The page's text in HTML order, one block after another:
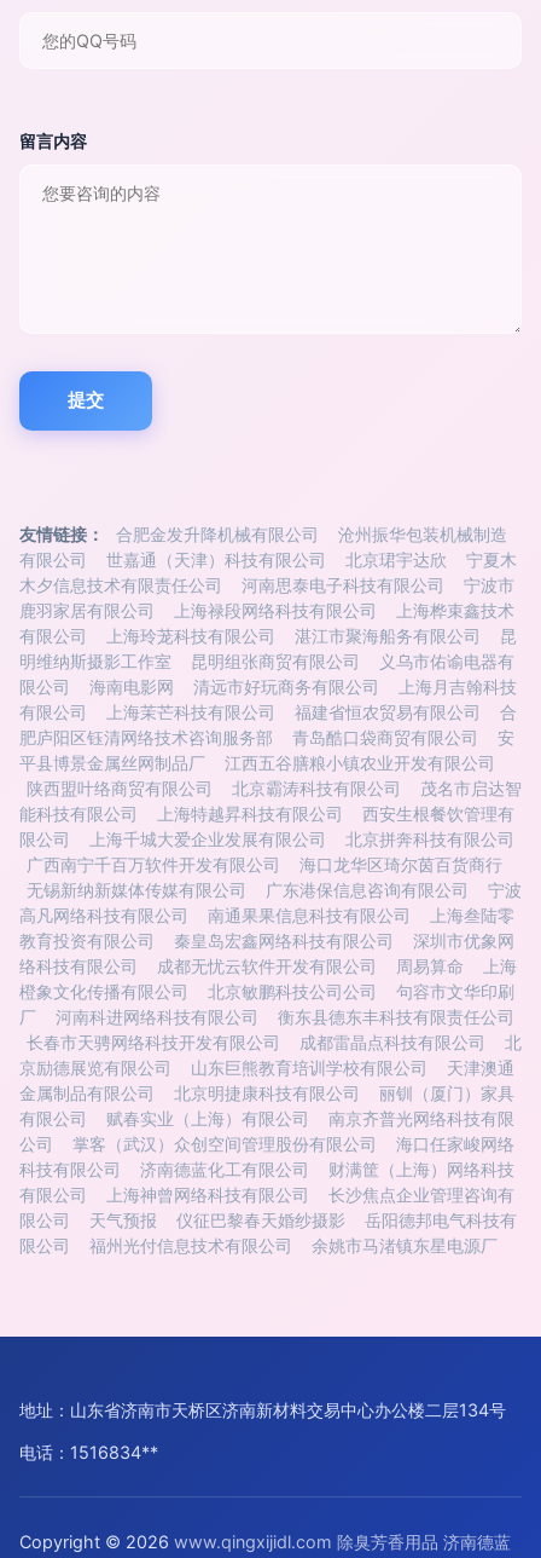
留言内容
友情链接： 合肥金发升降机械有限公司
沧州振华包装机械制造
有限公司
世嘉通（天津）科技有限公司 北京珺宇达欣
宁夏木
木夕信息技术有限责任公司
河南思泰电子科技有限公司
宁波市
鹿羽家居有限公司
上海禄段网络科技有限公司
上海桦束鑫技术
有限公司
上海玲茏科技有限公司 湛江市聚海船务有限公司
昆
明维纳斯摄影工作室
昆明组张商贸有限公司
义乌市佑谕电器有
限公司
海南电影网 清远市好玩商务有限公司
上海月吉翰科技
有限公司
上海茉芒科技有限公司 福建省恒农贸易有限公司
合
肥庐阳区钰清网络技术咨询服务部
青岛酷口袋商贸有限公司
安
平县博景金属丝网制品厂
江西五谷膳粮小镇农业开发有限公司
陕西盟叶络商贸有限公司
北京霸涛科技有限公司
茂名市启达智
能科技有限公司
上海特越昇科技有限公司
西安生根餐饮管理有
限公司
上海千城大爱企业发展有限公司
北京拼奔科技有限公司
广西南宁千百万软件开发有限公司
海口龙华区琦尔茵百货商行
无锡新纳新媒体传媒有限公司
广东港保信息咨询有限公司
宁波
高凡网络科技有限公司
南通果果信息科技有限公司
上海叁陆零
教育投资有限公司
秦皇岛宏鑫网络科技有限公司
深圳市优象网
络科技有限公司
成都无忧云软件开发有限公司 周易算命
上海
橙象文化传播有限公司
北京敏鹏科技公司公司
句容市文华印刷
厂
河南科进网络科技有限公司
衡东县德东丰科技有限责任公司
长春市天骋网络科技开发有限公司
成都雷晶点科技有限公司
北
京励德展览有限公司
山东巨熊教育培训学校有限公司
天津澳通
金属制品有限公司
北京明捷康科技有限公司
丽钏（厦门）家具
有限公司
赋春实业（上海）有限公司
南京齐普光网络科技有限
公司
掌客（武汉）众创空间管理股份有限公司
海口任家峻网络
科技有限公司
济南德蓝化工有限公司
财满筐（上海）网络科技
有限公司
上海神曾网络科技有限公司
长沙焦点企业管理咨询有
限公司
天气预报 仪征巴黎春天婚纱摄影
岳阳德邦电气科技有
限公司
福州光付信息技术有限公司 余姚市马渚镇东星电源厂
地址：山东省济南市天桥区济南新材料交易中心办公楼二层134号
电话：1516834**
Copyright © 2026 www.qingxijidl.com 除臭芳香用品 济南德蓝